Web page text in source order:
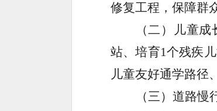
修复工程，保障群
（二）儿童
站、培育1个残疾
儿童友好通学路径
（三）道路